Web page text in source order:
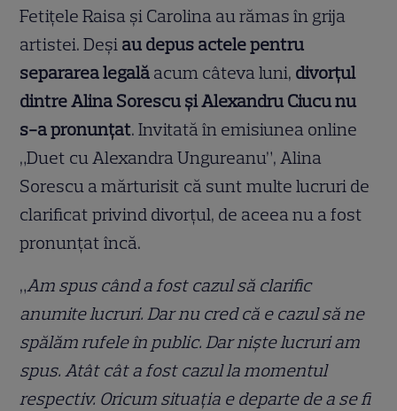
Fetițele Raisa și Carolina au rămas în grija
artistei. Deși au depus actele pentru
separarea legală acum câteva luni, divorțul
dintre Alina Sorescu și Alexandru Ciucu nu
s-a pronunțat. Invitată în emisiunea online
„Duet cu Alexandra Ungureanu”, Alina
Sorescu a mărturisit că sunt multe lucruri de
clarificat privind divorțul, de aceea nu a fost
pronunțat încă.
„Am spus când a fost cazul să clarific
anumite lucruri. Dar nu cred că e cazul să ne
spălăm rufele în public. Dar niște lucruri am
spus. Atât cât a fost cazul la momentul
respectiv. Oricum situația e departe de a se fi